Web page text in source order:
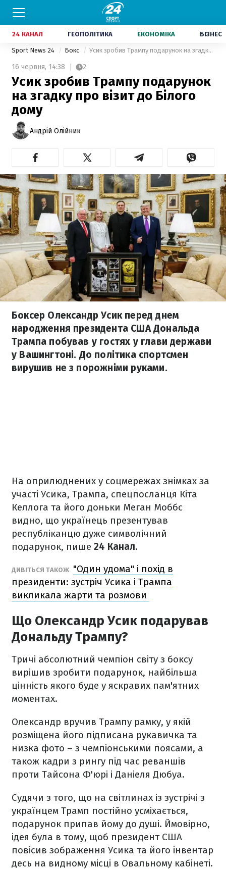
24 КАНАЛ ГЕОПОЛІТИКА ЕКОНОМІКА БІЗНЕС
Sport News 24 Бокс Усик зробив Трампу подарунок на згадку про візит до Білого дому
16 червня, 14:38 2
Усик зробив Трампу подарунок
на згадку про візит до Білого
дому
Андрій Олійник
Боксер Олександр Усик перед днем
народження президента США Дональда
Трампа побував у гостях у глави держави
у Вашингтоні. До політика спортсмен
вирушив не з порожніми руками.
На оприлюднених у соцмережах знімках за
участі Усика, Трампа, спецпосланця Кіта
Келлога та його доньки Меган Моббс
видно, що українець презентував
республіканцю дуже символічний
подарунок, пише 24 Канал.
ДИВІТЬСЯ ТАКОЖ "Один удома" і похід в
президенти: зустріч Усика і Трампа
викликала жарти та розмови
Що Олександр Усик подарував
Дональду Трампу?
Тричі абсолютний чемпіон світу з боксу
вирішив зробити подарунок, найбільша
цінність якого буде у яскравих пам'ятних
моментах.
Олександр вручив Трампу рамку, у якій
розміщена його підписана рукавичка та
низка фото – з чемпіонськими поясами, а
також кадри з рингу під час реваншів
проти Тайсона Ф'юрі і Даніеля Дюбуа.
Судячи з того, що на світлинах із зустрічі з
українцем Трамп постійно усміхається,
подарунок припав йому до душі. Ймовірно,
ідея була в тому, щоб президент США
повісив зображення Усика та його інвентар
десь на видному місці в Овальному кабінеті.